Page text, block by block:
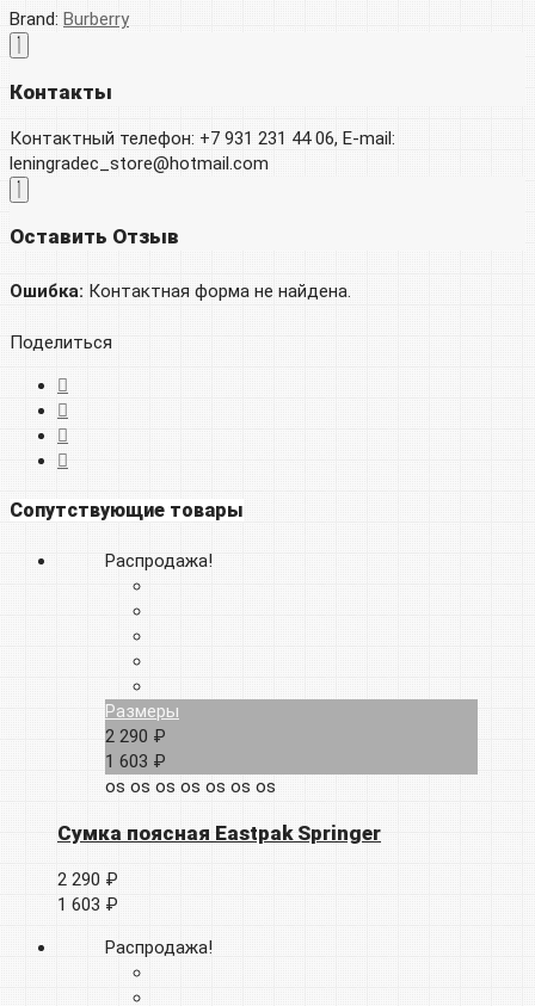
Brand: Burberry
Контакты
Контактный телефон: +7 931 231 44 06, E-mail:
leningradec_store@hotmail.com
Оставить Отзыв
Ошибка: Контактная форма не найдена.
Поделиться
Сопутствующие товары
Распродажа!
Размеры
2 290 ₽
1 603 ₽
os os os os os os os
Сумка поясная Eastpak Springer
2 290 ₽
1 603 ₽
Распродажа!